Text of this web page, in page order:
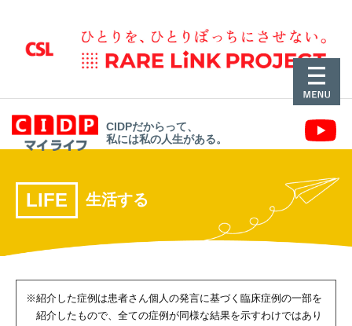
CIDPだからって、
私には私の人生がある。
LIFE 生活する
※紹介した症例は患者さん個人の発言に基づく臨床症例の一部を
紹介したもので、 全ての症例が同様な結果を示すわけではあり